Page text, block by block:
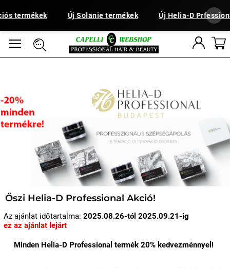
termékek Új Solanie termékek Új Helia-D
Őszi Helia-D Professional Akció!
Az ajánlat időtartalma: 2025.08.26-tól 2025.09.21-ig
ez az ajánlat lejárt
Minden Helia-D Professional termék 20% kedvezménnyel!